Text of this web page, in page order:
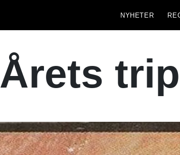
NYHETER
Årets